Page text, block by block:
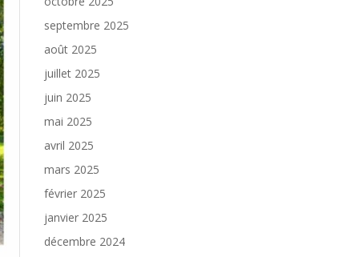
septembre 2025
août 2025
juillet 2025
juin 2025
mai 2025
avril 2025
mars 2025
février 2025
janvier 2025
décembre 2024